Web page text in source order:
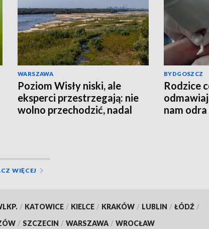
WARSZAWA
Poziom Wisły niski, ale
eksperci przestrzegają: nie
wolno przechodzić, nadal
BYDGOSZCZ
Rodzice
nam
WIĘCEJ
/ KATOWICE / KIELCE / KRAKÓW / LUBLIN / ŁÓDŹ /
/ SZCZECIN / WARSZAWA / WROCŁAW